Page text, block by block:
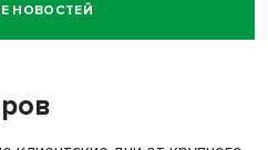
водителя за смерть
селе лошади
НОВОСТЕЙ